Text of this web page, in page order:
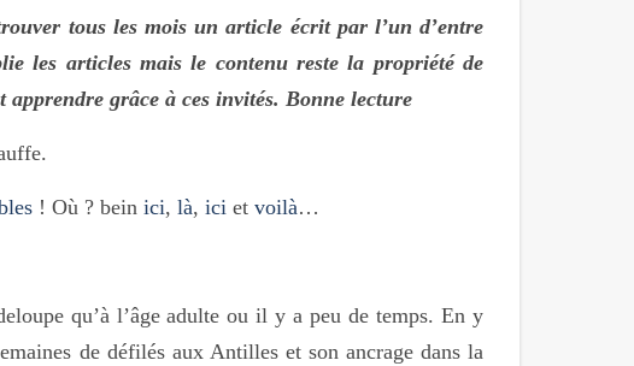
tous les mois un article écrit par l’un d’entre
les articles mais le contenu reste la propriété de
grâce à ces invités. Bonne lecture
! Où ? bein ici, là, ici et voilà…
qu’à l’âge adulte ou il y a peu de temps. En y
de défilés aux Antilles et son ancrage dans la